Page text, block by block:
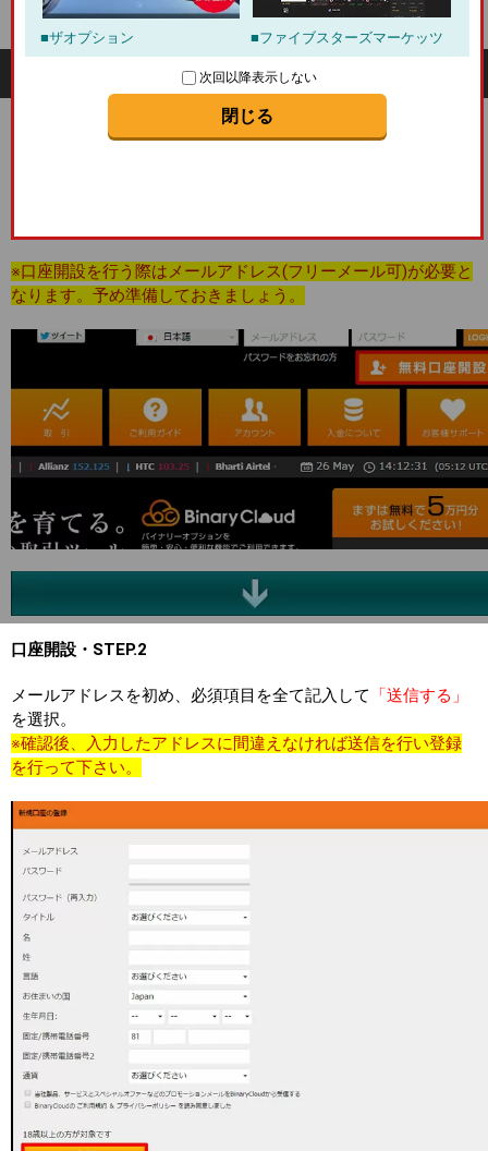
ザオプション ファイブスターズマーケッツ
次回以降表示しない
閉じる
ハイローオーストラリア
バイナリークラウド口座開設手順
口座開設・STEP.1
※口座開設を行う際はメールアドレス(フリーメール可)が必要と
なります。予め準備しておきましょう。
口座開設・STEP.2
メールアドレスを初め、必須項目を全て記入して
「送信する」
を選択。
※確認後、入力したアドレスに間違えなければ送信を行い登録
を行って下さい。